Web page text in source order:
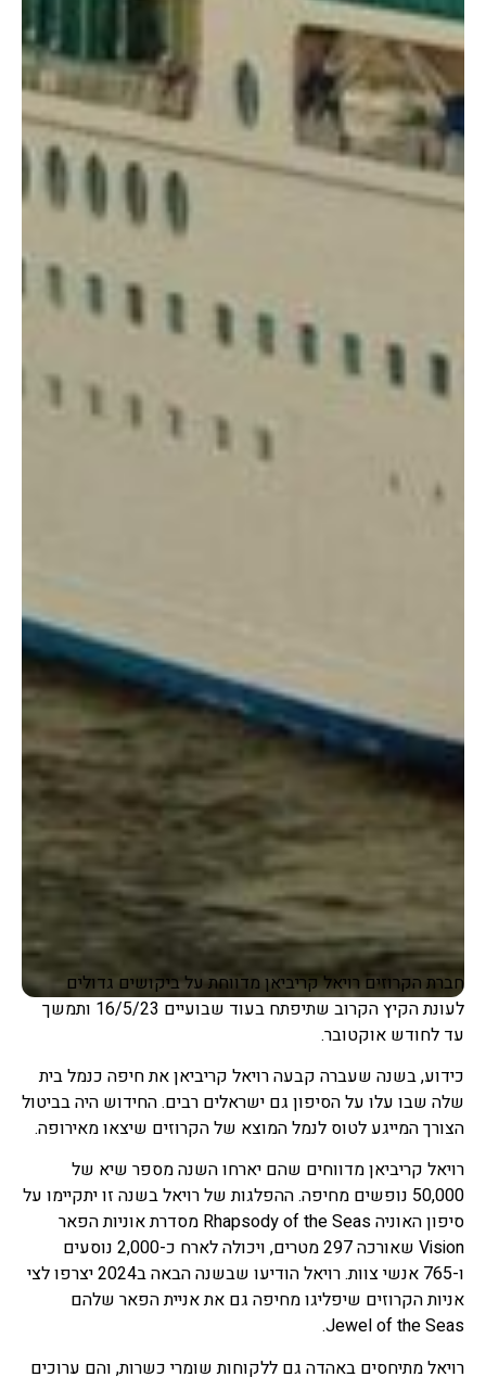
חברת הקרוזים רויאל קריביאן מדווחת על ביקושים גדולים
לעונת הקיץ הקרוב שתיפתח בעוד שבועיים 16/5/23 ותמשך
עד לחודש אוקטובר.
כידוע, בשנה שעברה קבעה רויאל קריביאן את חיפה כנמל בית
שלה שבו עלו על הסיפון גם ישראלים רבים. החידוש היה בביטול
הצורך המייגע לטוס לנמל המוצא של הקרוזים שיצאו מאירופה.
רויאל קריביאן מדווחים שהם יארחו השנה מספר שיא של
50,000 נופשים מחיפה. ההפלגות של רויאל בשנה זו יתקיימו על
סיפון האוניה Rhapsody of the Seas מסדרת אוניות הפאר
Vision שאורכה 297 מטרים, ויכולה לארח כ-2,000 נוסעים
ו-765 אנשי צוות. רויאל הודיעו שבשנה הבאה ב2024 יצרפו לצי
אניות הקרוזים שיפליגו מחיפה גם את אניית הפאר שלהם
Jewel of the Seas.
רויאל מתיחסים באהדה גם ללקוחות שומרי כשרות, והם ערוכים